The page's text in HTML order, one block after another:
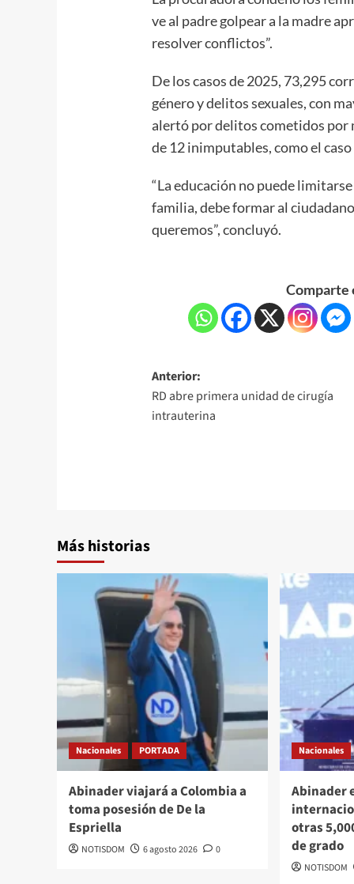
ve al padre golpear a la madre
resolver conflictos”.
De los casos de 2025, 73,295
género y delitos sexuales, con
alertó por delitos cometidos por
de 12 inimputables, como el caso
“La educación no puede
familia, debe formar al
queremos”, concluyó.
Comparte
Anterior:
RD abre primera unidad de cirugía
intrauterina
Más historias
Nacionales PORTADA
Abinader viajará a Colombia a
toma posesión de De la
Espriella
NOTISDOM 6 agosto 2026 0
Nacionales
Abinader
otras
de grado
NOTISDOM